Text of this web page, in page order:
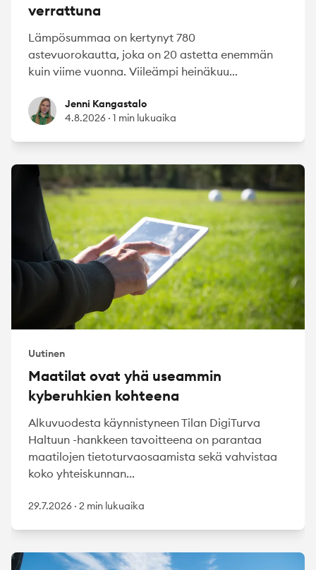
verrattuna
Lämpösummaa on kertynyt 780
astevuorokautta, joka on 20 astetta enemmän
kuin viime vuonna. Viileämpi heinäkuu...
Jenni Kangastalo
Jenni Kangastalo
4.8.2026 · 1 min lukuaika
Uutinen
Maatilat ovat yhä useammin
kyberuhkien kohteena
Alkuvuodesta käynnistyneen Tilan DigiTurva
Haltuun -hankkeen tavoitteena on parantaa
maatilojen tietoturvaosaamista sekä vahvistaa
koko yhteiskunnan...
29.7.2026 · 2 min lukuaika